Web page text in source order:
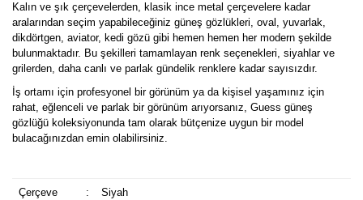
Kalın ve şık çerçevelerden, klasik ince metal çerçevelere kadar
aralarından seçim yapabileceğiniz güneş gözlükleri, oval, yuvarlak,
dikdörtgen, aviator, kedi gözü gibi hemen hemen her modern şekilde
bulunmaktadır. Bu şekilleri tamamlayan renk seçenekleri, siyahlar ve
grilerden, daha canlı ve parlak gündelik renklere kadar sayısızdır.
İş ortamı için profesyonel bir görünüm ya da kişisel yaşamınız için
rahat, eğlenceli ve parlak bir görünüm arıyorsanız, Guess güneş
gözlüğü koleksiyonunda tam olarak bütçenize uygun bir model
bulacağınızdan emin olabilirsiniz.
Çerçeve
: Siyah